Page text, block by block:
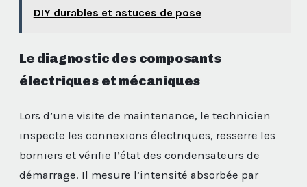
DIY durables et astuces de pose
Le diagnostic des composants
électriques et mécaniques
Lors d’une visite de maintenance, le technicien
inspecte les connexions électriques, resserre les
borniers et vérifie l’état des condensateurs de
démarrage. Il mesure l’intensité absorbée par